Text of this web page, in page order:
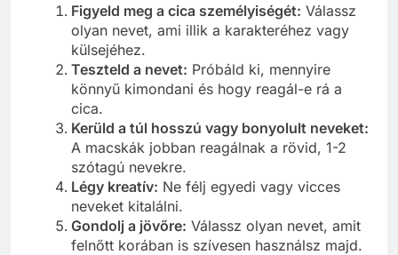
Figyeld meg a cica személyiségét: Válassz
olyan nevet, ami illik a karakteréhez vagy
külsejéhez.
Teszteld a nevet: Próbáld ki, mennyire
könnyű kimondani és hogy reagál-e rá a
cica.
Kerüld a túl hosszú vagy bonyolult neveket:
A macskák jobban reagálnak a rövid, 1-2
szótagú nevekre.
Légy kreatív: Ne félj egyedi vagy vicces
neveket kitalálni.
Gondolj a jövőre: Válassz olyan nevet, amit
felnőtt korában is szívesen használsz majd.